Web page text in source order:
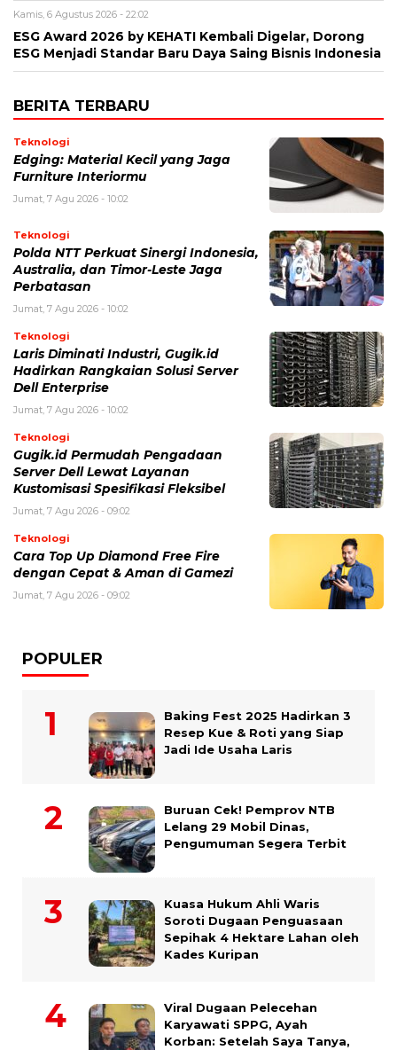
Kamis, 6 Agustus 2026 - 22:02
ESG Award 2026 by KEHATI Kembali Digelar, Dorong
ESG Menjadi Standar Baru Daya Saing Bisnis Indonesia
BERITA TERBARU
Teknologi
Edging: Material Kecil yang Jaga
Furniture Interiormu
Jumat, 7 Agu 2026 - 10:02
Teknologi
Polda NTT Perkuat Sinergi Indonesia,
Australia, dan Timor-Leste Jaga
Perbatasan
Jumat, 7 Agu 2026 - 10:02
Teknologi
Laris Diminati Industri, Gugik.id
Hadirkan Rangkaian Solusi Server
Dell Enterprise
Jumat, 7 Agu 2026 - 10:02
Teknologi
Gugik.id Permudah Pengadaan
Server Dell Lewat Layanan
Kustomisasi Spesifikasi Fleksibel
Jumat, 7 Agu 2026 - 09:02
Teknologi
Cara Top Up Diamond Free Fire
dengan Cepat & Aman di Gamezi
Jumat, 7 Agu 2026 - 09:02
POPULER
Baking Fest 2025 Hadirkan 3
Resep Kue & Roti yang Siap
Jadi Ide Usaha Laris
Buruan Cek! Pemprov NTB
Lelang 29 Mobil Dinas,
Pengumuman Segera Terbit
Kuasa Hukum Ahli Waris
Soroti Dugaan Penguasaan
Sepihak 4 Hektare Lahan oleh
Kades Kuripan
Viral Dugaan Pelecehan
Karyawati SPPG, Ayah
Korban: Setelah Saya Tanya,